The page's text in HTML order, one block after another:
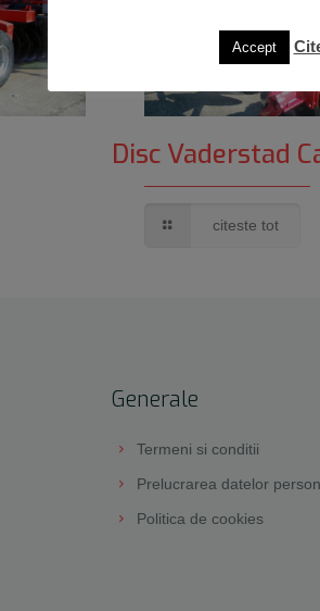
Disc Vaderstad
citeste tot
Generale
Termeni si conditii
Prelucrarea datelor
Politica de cookies
Accept